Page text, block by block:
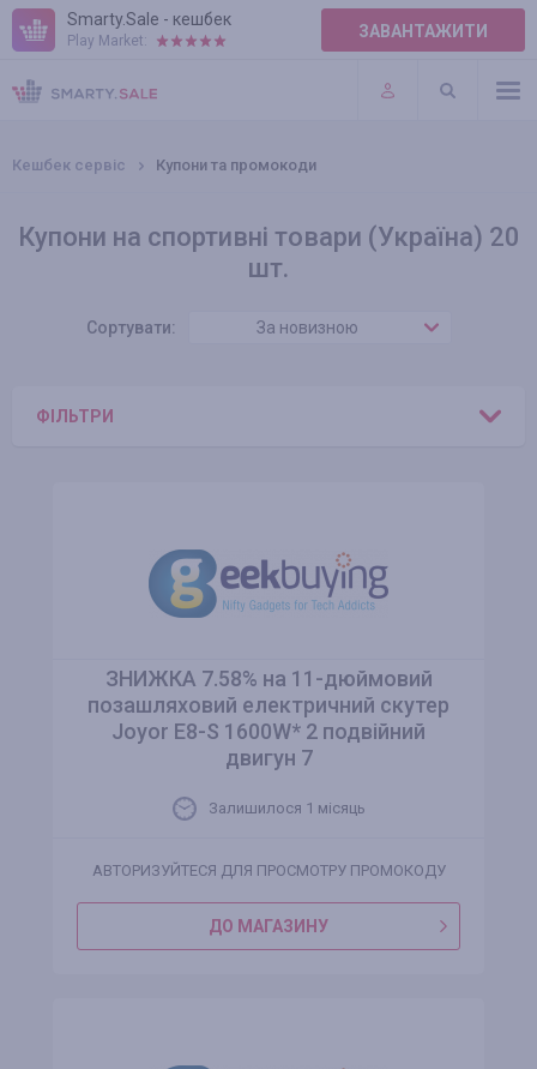
Smarty.Sale - кешбек
Play Market: ЗАВАНТАЖИТИ
ПРАВИЛА
ПЛАГІНИ
Кешбек сервіс Купони та промокоди
Купони на спортивні товари (Україна) 20
шт.
Сортувати: За новизною
ФІЛЬТРИ
ЗНИЖКА 7.58% на 11-дюймовий
позашляховий електричний скутер
Joyor E8-S 1600W* 2 подвійний
двигун 7
Залишилося 1 місяць
АВТОРИЗУЙТЕСЯ ДЛЯ ПРОСМОТРУ ПРОМОКОДУ
ДО МАГАЗИНУ